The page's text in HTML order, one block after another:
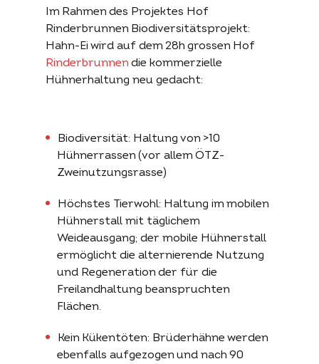
Im Rahmen des Projektes Hof
Rinderbrunnen Biodiversitätsprojekt:
Hahn-Ei wird auf dem 28h grossen Hof
Rinderbrunnen die kommerzielle
Hühnerhaltung neu gedacht:
Biodiversität: Haltung von >10
Hühnerrassen (vor allem ÖTZ-
Zweinutzungsrasse)
Höchstes Tierwohl: Haltung im mobilen
Hühnerstall mit täglichem
Weideausgang; der mobile Hühnerstall
ermöglicht die alternierende Nutzung
und Regeneration der für die
Freilandhaltung beanspruchten
Flächen.
Kein Kükentöten: Brüderhähne werden
ebenfalls aufgezogen und nach 90